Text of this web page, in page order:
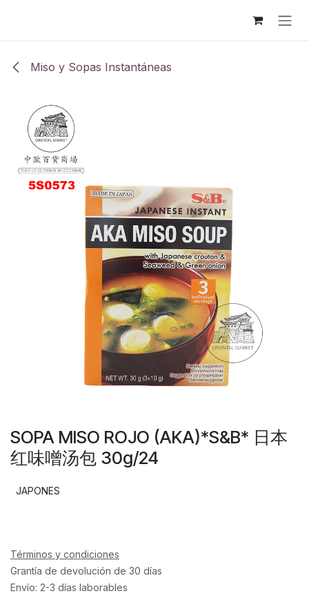
Miso y Sopas Instantáneas
SOPA MISO ROJO (AKA)*S&B* 日本
红味噌汤包 30g/24
JAPONES
Términos y condiciones
Grantía de devolución de 30 días
Envío: 2-3 días laborables